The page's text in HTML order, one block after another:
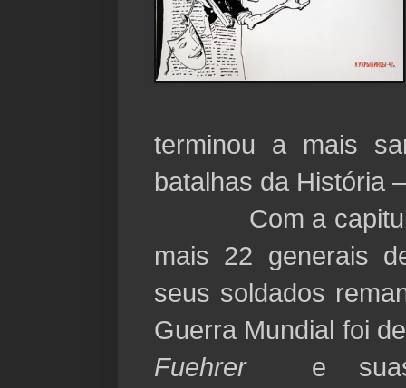
terminou a mais
batalhas da História
Com a
mais 22 generais
seus soldados
Guerra Mundial foi
Fuehrere suas